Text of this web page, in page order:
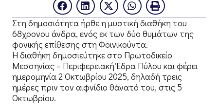
Στη δημοσιότητα ήρθε η μυστική διαθήκη του
68χρονου άνδρα, ενός εκ των δύο θυμάτων της
φονικής επίθεσης στη Φοινικούντα.
Η διαθήκη δημοσιεύτηκε στο Πρωτοδικείο
Μεσσηνίας – Περιφερειακή Έδρα Πύλου και φέρει
ημερομηνία 2 Οκτωβρίου 2025, δηλαδή τρεις
ημέρες πριν τον αιφνίδιο θάνατό του, στις 5
Οκτωβρίου.